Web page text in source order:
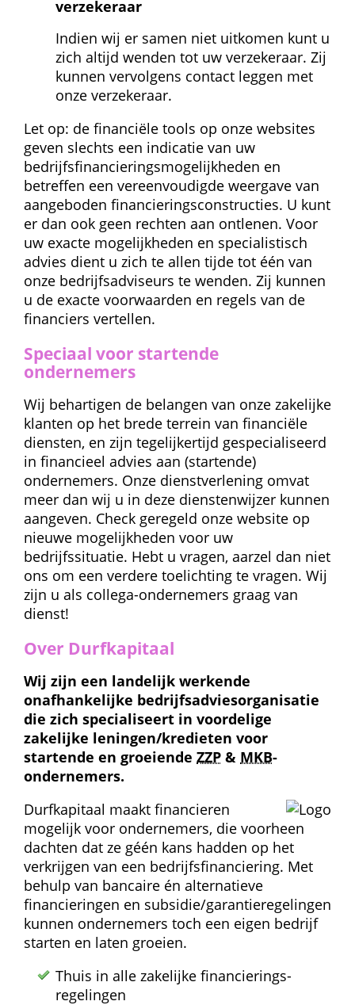
verzekeraar
Indien wij er samen niet uitkomen kunt u
zich altijd wenden tot uw verzekeraar. Zij
kunnen vervolgens contact leggen met
onze verzekeraar.
Let op: de financiële tools op onze websites
geven slechts een indicatie van uw
bedrijfsfinancieringsmogelijkheden en
betreffen een vereenvoudigde weergave van
aangeboden financieringsconstructies. U kunt
er dan ook geen rechten aan ontlenen. Voor
uw exacte mogelijkheden en specialistisch
advies dient u zich te allen tijde tot één van
onze bedrijfsadviseurs te wenden. Zij kunnen
u de exacte voorwaarden en regels van de
financiers vertellen.
Speciaal voor startende
ondernemers
Wij behartigen de belangen van onze zakelijke
klanten op het brede terrein van financiële
diensten, en zijn tegelijkertijd gespecialiseerd
in financieel advies aan (startende)
ondernemers. Onze dienstverlening omvat
meer dan wij u in deze dienstenwijzer kunnen
aangeven. Check geregeld onze website op
nieuwe mogelijkheden voor uw
bedrijfssituatie. Hebt u vragen, aarzel dan niet
ons om een verdere toelichting te vragen. Wij
zijn u als collega-ondernemers graag van
dienst!
Over Durfkapitaal
Wij zijn een landelijk werkende
onafhankelijke bedrijfs­advies­organisatie
die zich specialiseert in voordelige
zakelijke leningen/kredieten voor
startende en groeiende ZZP & MKB-
ondernemers.
Durfkapitaal maakt financieren
mogelijk voor ondernemers, die voorheen
dachten dat ze géén kans hadden op het
verkrijgen van een bedrijfs­financiering. Met
behulp van bancaire én alternatieve
financieringen en subsidie/garantie­regelingen
kunnen ondernemers toch een eigen bedrijf
starten en laten groeien.
Thuis in alle zakelijke financierings­
regelingen